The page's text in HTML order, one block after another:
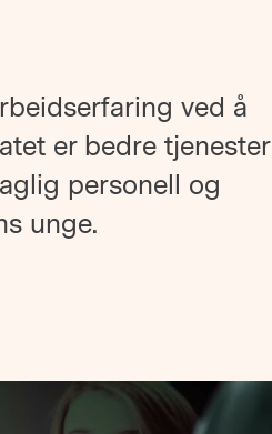
ved å
er bedre tjenester
personell og
unge.